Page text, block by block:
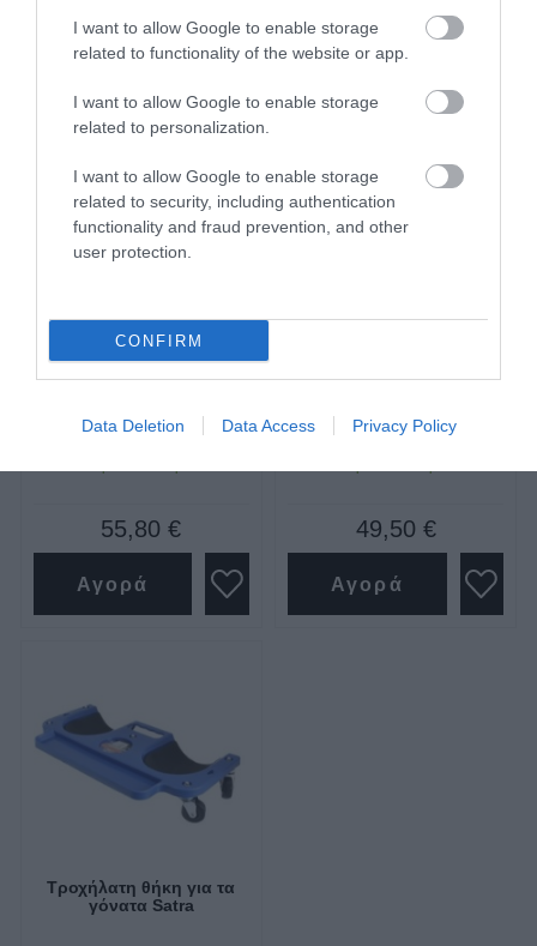
I want to allow Google to enable storage
related to functionality of the website or app.
I want to allow Google to enable storage
related to personalization.
I want to allow Google to enable storage
related to security, including authentication
functionality and fraud prevention, and other
user protection.
CONFIRM
Data Deletion Data Access Privacy Policy
Αγορά Αγορά
Σκαλοπατάκι ρυθμιζόμενο
για ελαφριά φορτηγά και
οχήματα 4x4 Bgs
SKU
55,80 €
Αγορά
SKU
49,50 €
Αγορά
Τροχήλατη θήκη για τα
γόνατα Satra